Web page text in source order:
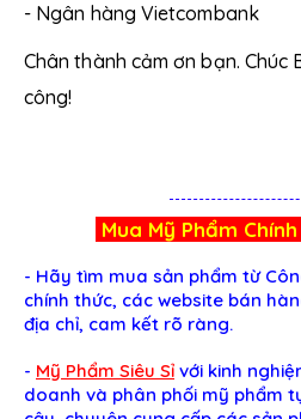
- Ngân hàng Vietcombank
Chân thành cảm ơn bạn. Chúc
công!
Mua Mỹ Phẩm
- Hãy tìm mua sản phẩm từ
chính thức, các website bán
địa chỉ, cam kết rõ ràng.
- Mỹ Phẩm Siêu Sỉ với kinh
doanh và phân phối mỹ phẩm